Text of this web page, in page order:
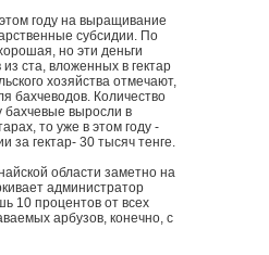
году на выращивание
субсидии. По
но эти деньги
ста, вложенных в гектар
хозяйства отмечают,
бахчеводов. Количество
бахчевые выросли в
то уже в этом году -
за гектар- 30 тысяч тенге.
области заметно на
администратор
10 процентов от всех
арбузов, конечно, с